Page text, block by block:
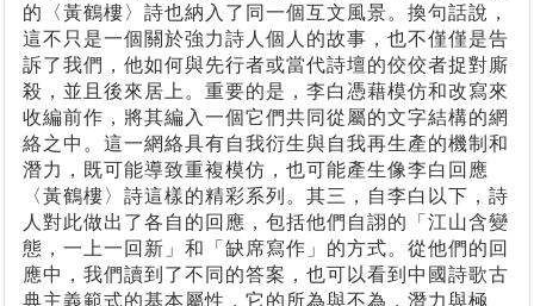
的〈黃鶴樓〉詩也納入了同一個互文風景。換句話說，
這不只是一個關於強力詩人個人的故事，也不僅僅是告
訴了我們，他如何與先行者或當代詩壇的佼佼者捉對廝
殺，並且後來居上。重要的是，李白憑藉模仿和改寫來
收編前作，將其編入一個它們共同從屬的文字結構的網
絡之中。這一網絡具有自我衍生與自我再生產的機制和
潛力，既可能導致重複模仿，也可能產生像李白回應
〈黃鶴樓〉詩這樣的精彩系列。其三，自李白以下，詩
人對此做出了各自的回應，包括他們自詡的「江山含變
態，一上一回新」和「缺席寫作」的方式。從他們的回
應中，我們讀到了不同的答案，也可以看到中國詩歌古
典主義範式的基本屬性，它的所為與不為，潛力與極